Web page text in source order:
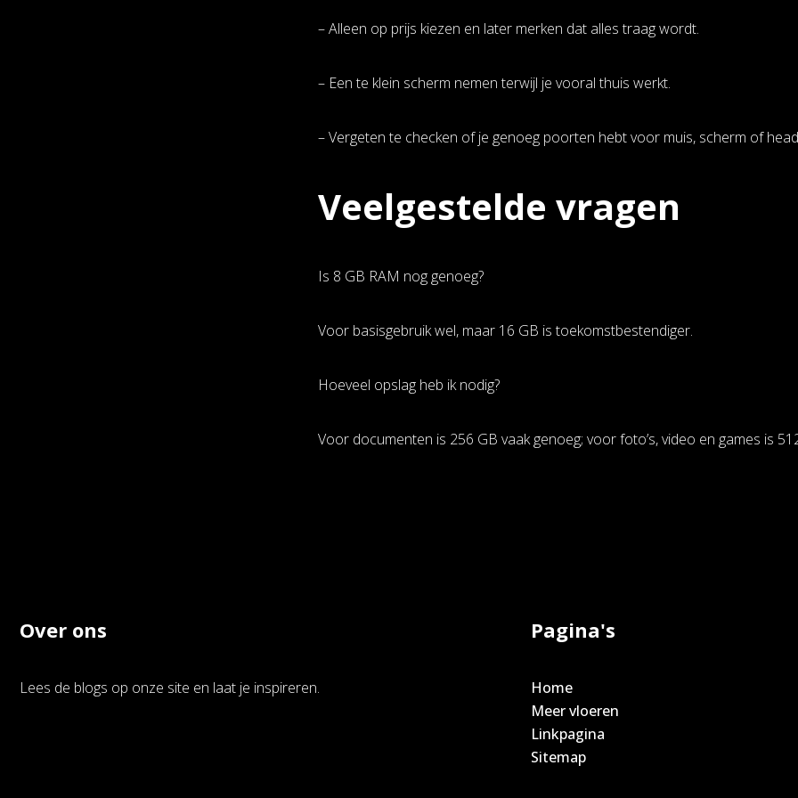
– Alleen op prijs kiezen en later merken dat alles traag wordt.
– Een te klein scherm nemen terwijl je vooral thuis werkt.
– Vergeten te checken of je genoeg poorten hebt voor muis, scherm of
Veelgestelde vragen
Is 8 GB RAM nog genoeg?
Voor basisgebruik wel, maar 16 GB is toekomstbestendiger.
Hoeveel opslag heb ik nodig?
Voor documenten is 256 GB vaak genoeg; voor foto’s, video en games is
Over ons
Lees de blogs op onze site en laat je inspireren.
Pagina's
Home
Meer vloeren
Linkpagina
Sitemap